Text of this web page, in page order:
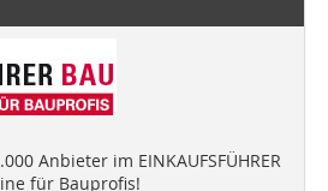
Anbieter im EINKAUFSFÜHRER
für Bauprofis!